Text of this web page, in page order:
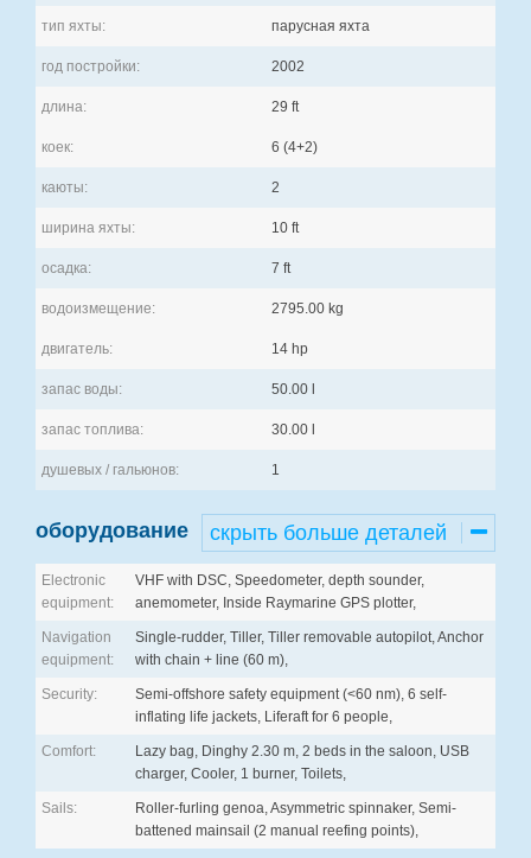
тип яхты: парусная яхта
год постройки: 2002
длина: 29 ft
коек: 6 (4+2)
каюты: 2
ширина яхты: 10 ft
осадка: 7 ft
водоизмещение: 2795.00 kg
двигатель: 14 hp
запас воды: 50.00 l
запас топлива: 30.00 l
душевых / гальюнов: 1
оборудование скрыть больше деталей
Electronic
equipment:
VHF with DSC, Speedometer, depth sounder,
anemometer, Inside Raymarine GPS plotter,
Navigation
equipment:
Single-rudder, Tiller, Tiller removable autopilot, Anchor
with chain + line (60 m),
Security:
Semi-offshore safety equipment (<60 nm), 6 self-
inflating life jackets, Liferaft for 6 people,
Comfort:
Lazy bag, Dinghy 2.30 m, 2 beds in the saloon, USB
charger, Cooler, 1 burner, Toilets,
Sails:
Roller-furling genoa, Asymmetric spinnaker, Semi-
battened mainsail (2 manual reefing points),